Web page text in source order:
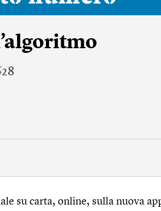
su carta, online, sulla nuova